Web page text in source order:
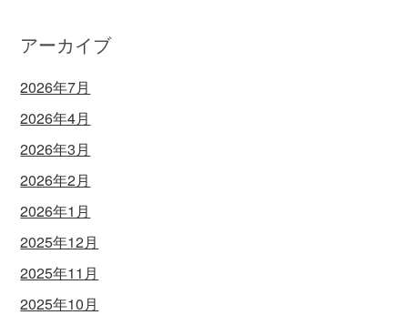
アーカイブ
2026年7月
2026年4月
2026年3月
2026年2月
2026年1月
2025年12月
2025年11月
2025年10月